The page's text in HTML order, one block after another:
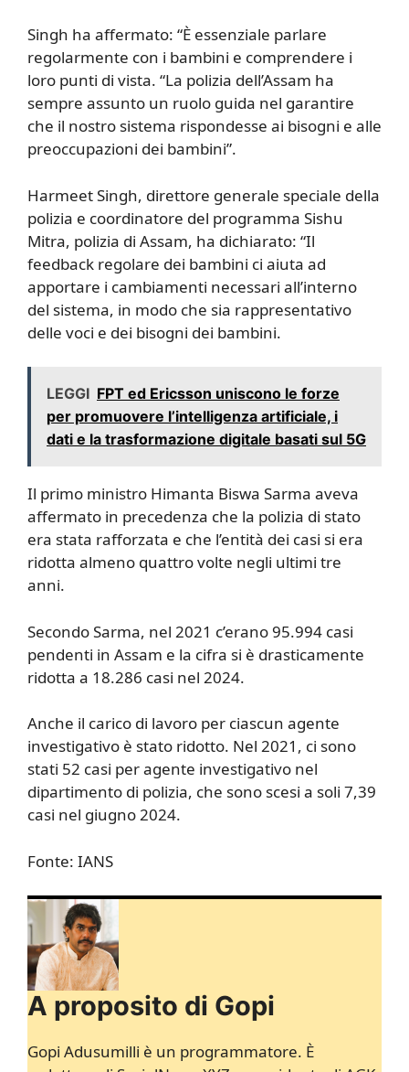
Singh ha affermato: “È essenziale parlare
regolarmente con i bambini e comprendere i
loro punti di vista. “La polizia dell’Assam ha
sempre assunto un ruolo guida nel garantire
che il nostro sistema rispondesse ai bisogni e alle
preoccupazioni dei bambini”.
Harmeet Singh, direttore generale speciale della
polizia e coordinatore del programma Sishu
Mitra, polizia di Assam, ha dichiarato: “Il
feedback regolare dei bambini ci aiuta ad
apportare i cambiamenti necessari all’interno
del sistema, in modo che sia rappresentativo
delle voci e dei bisogni dei bambini.
LEGGI FPT ed Ericsson uniscono le forze
per promuovere l’intelligenza artificiale, i
dati e la trasformazione digitale basati sul 5G
Il primo ministro Himanta Biswa Sarma aveva
affermato in precedenza che la polizia di stato
era stata rafforzata e che l’entità dei casi si era
ridotta almeno quattro volte negli ultimi tre
anni.
Secondo Sarma, nel 2021 c’erano 95.994 casi
pendenti in Assam e la cifra si è drasticamente
ridotta a 18.286 casi nel 2024.
Anche il carico di lavoro per ciascun agente
investigativo è stato ridotto. Nel 2021, ci sono
stati 52 casi per agente investigativo nel
dipartimento di polizia, che sono scesi a soli 7,39
casi nel giugno 2024.
Fonte: IANS
A proposito di Gopi
Gopi Adusumilli è un programmatore. È